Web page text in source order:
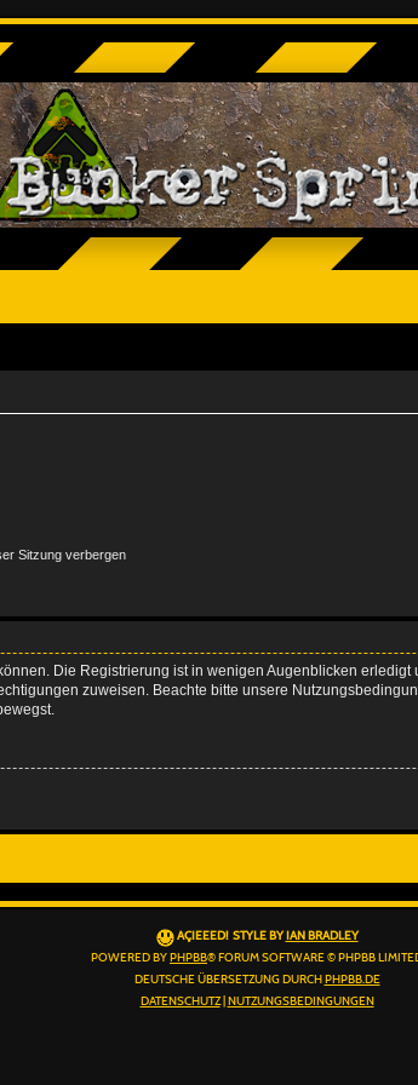
Sitzung verbergen
Die Registrierung ist in wenigen Augenblicken
zuweisen. Beachte bitte unsere
AÇIEEED! STYLE BY IAN BRADLEY
POWERED BY PHPBB® FORUM SOFTWARE © PHPBB
DEUTSCHE ÜBERSETZUNG DURCH PHPBB.DE
DATENSCHUTZ| NUTZUNGSBEDINGUNGEN